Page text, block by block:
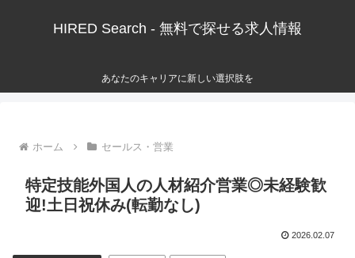
HIRED Search - 無料で探せる求人情報
あなたのキャリアに新しい選択肢を
ホーム セールス・営業
特定技能外国人の人材紹介営業◎未経験歓
迎!土日祝休み(転勤なし)
2026.02.07